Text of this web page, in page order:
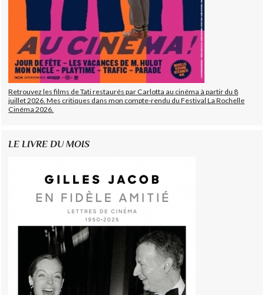
Retrouvez les films de Tati restaurés par Carlotta au cinéma à partir du 8
juillet 2026. Mes critiques dans mon compte-rendu du Festival La Rochelle
Cinéma 2026.
LE LIVRE DU MOIS